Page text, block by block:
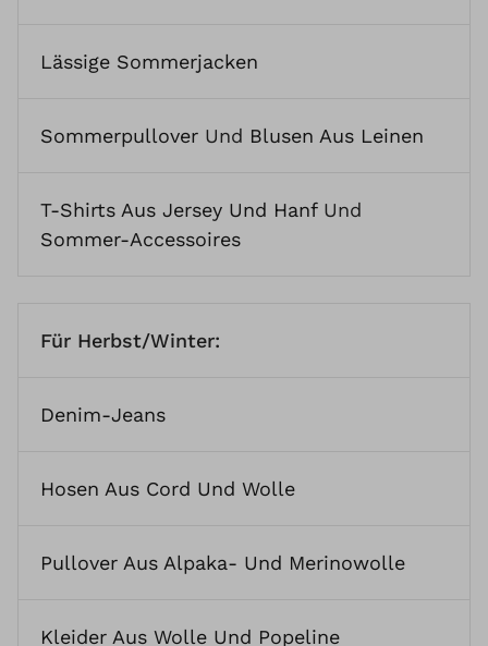
Lässige Sommerjacken
Sommerpullover Und Blusen Aus Leinen
T-Shirts Aus Jersey Und HanfUnd
Sommer-Accessoires
Für Herbst/Winter:
Denim-Jeans
Hosen Aus Cord Und Wolle
Pullover Aus Alpaka- Und Merinowolle
Kleider Aus Wolle Und Popeline